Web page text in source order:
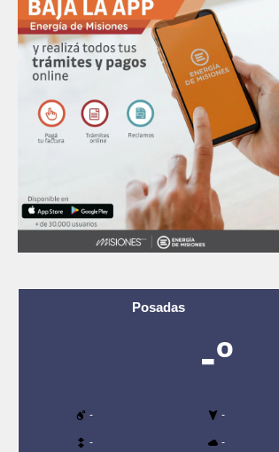
Posadas
-º
- -
- -